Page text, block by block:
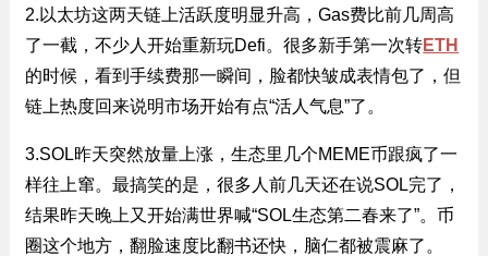
2.以太坊这两天链上活跃度明显升高，Gas费比前几周高
了一截，不少人开始重新玩Defi。很多新手第一次转ETH
的时候，看到手续费那一瞬间，脸都快皱成表情包了，但
链上热度回来说明市场开始有点“活人气息”了。
3.SOL昨天突然放量上涨，生态里几个MEME币跟疯了一
样往上窜。最搞笑的是，很多人前几天还在说SOL完了，
结果昨天晚上又开始满世界喊“SOL生态第二春来了”。币
圈这个地方，翻脸速度比翻书还快，脑仁都被震麻了。